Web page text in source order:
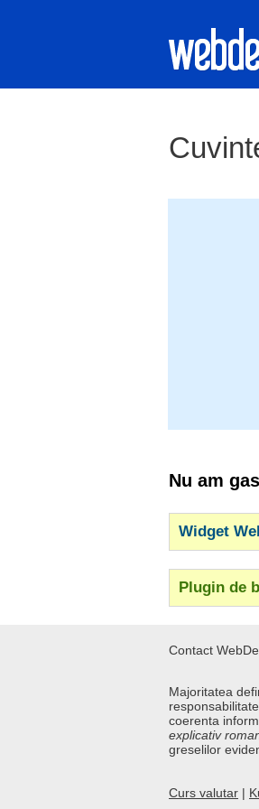
Nu am
Widget
Plugin de
Contact
Majoritatea
coerenta
explicativ
greselilor
Curs valutar |